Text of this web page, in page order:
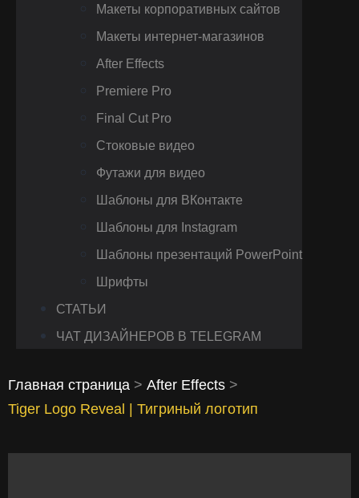
Макеты корпоративных сайтов
Макеты интернет-магазинов
After Effects
Premiere Pro
Final Cut Pro
Стоковые видео
Футажи для видео
Шаблоны для ВКонтакте
Шаблоны для Instagram
Шаблоны презентаций PowerPoint
Шрифты
СТАТЬИ
ЧАТ ДИЗАЙНЕРОВ В TELEGRAM
Главная страница > After Effects >
Tiger Logo Reveal | Тигриный логотип